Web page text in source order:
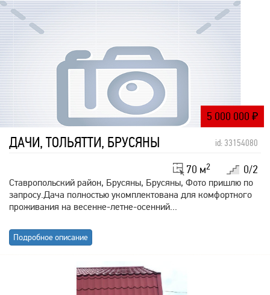
5 000 000 ₽
ДАЧИ, ТОЛЬЯТТИ, БРУСЯНЫ id: 33154080
0/2
70 м2
Ставропольский район, Брусяны, Брусяны, Фото пришлю по
запросу.Дача полностью укомплектована для комфортного
проживания на весенне-летне-осенний...
Подробное описание